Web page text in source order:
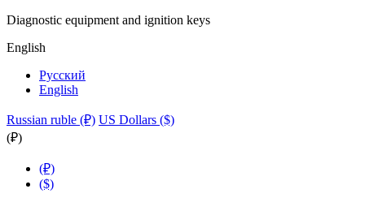
Diagnostic equipment and ignition keys
English
Русский
English
Russian ruble (₽) US Dollars ($)
(₽)
(₽)
($)